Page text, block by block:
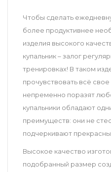
Чтобы сделать
более продуктивнее
изделия высокого
купальник – залог
тренировках! В таком
прочувствовать всё
непременно поразят
купальники обладают
преимуществ: они не
подчеркивают
Высокое качество
подобранный размер